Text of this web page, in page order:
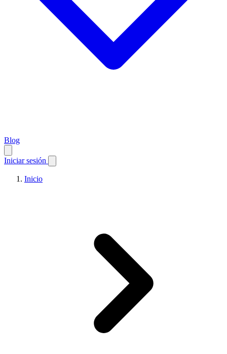
Blog
Iniciar sesión
Inicio